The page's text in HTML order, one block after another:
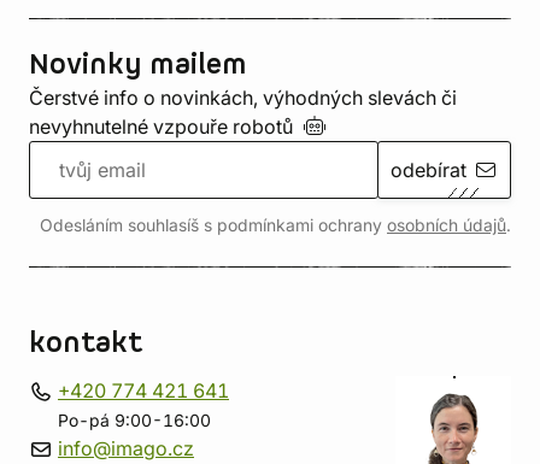
Novinky mailem
Čerstvé info o novinkách, výhodných slevách či
nevyhnutelné vzpouře robotů
odebírat
Odesláním souhlasíš s podmínkami ochrany osobních údajů.
kontakt
+420 774 421 641
Po-pá 9:00-16:00
info@imago.cz